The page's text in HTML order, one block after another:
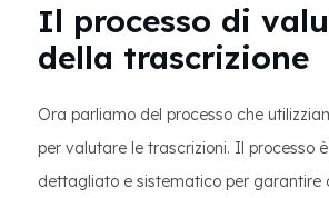
Il processo di
della trascrizione
Ora parliamo del processo che
per valutare le trascrizioni. Il processo
dettagliato e sistematico per garantire